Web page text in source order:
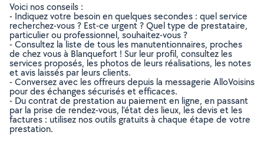
Voici nos conseils :
- Indiquez votre besoin en quelques secondes : quel service
recherchez-vous ? Est-ce urgent ? Quel type de prestataire,
particulier ou professionnel, souhaitez-vous ?
- Consultez la liste de tous les manutentionnaires, proches
de chez vous à Blanquefort ! Sur leur profil, consultez les
services proposés, les photos de leurs réalisations, les notes
et avis laissés par leurs clients.
- Conversez avec les offreurs depuis la messagerie AlloVoisins
pour des échanges sécurisés et efficaces.
- Du contrat de prestation au paiement en ligne, en passant
par la prise de rendez-vous, l’état des lieux, les devis et les
factures : utilisez nos outils gratuits à chaque étape de votre
prestation.